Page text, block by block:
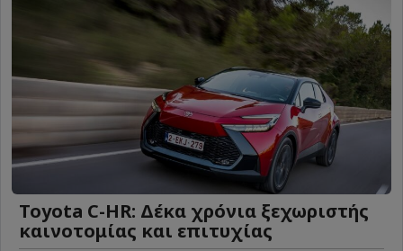
Toyota C-HR: Δέκα χρόνια ξεχωριστής
καινοτομίας και επιτυχίας